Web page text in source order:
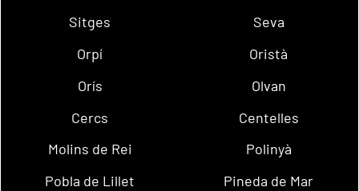
Sitges
Seva
Orpí
Oristà
Orís
Olvan
Cercs
Centelles
Molins de Rei
Polinyà
Pobla de Lillet
Pineda de Mar